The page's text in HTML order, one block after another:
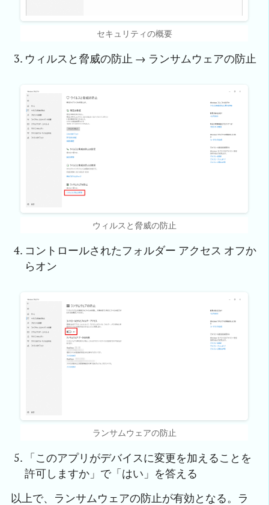
セキュリティの概要
ウィルスと脅威の防止 → ランサムウェアの防止
ウィルスと脅威の防止
コントロールされたフォルダー アクセス オフか
らオン
ランサムウェアの防止
「このアプリがデバイスに変更を加えることを
許可しますか」で「はい」を答える
以上で、ランサムウェアの防止が有効となる。ラ